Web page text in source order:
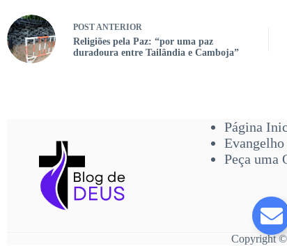
POST ANTERIOR
Religiões pela Paz: “por uma paz
duradoura entre Tailândia e Camboja”
Página
Peça uma
Copyright